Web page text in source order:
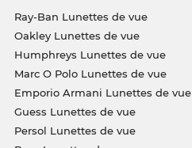
Ray-Ban Lunettes de vue
Oakley Lunettes de vue
Humphreys Lunettes de vue
Marc O Polo Lunettes de vue
Emporio Armani Lunettes de vue
Guess Lunettes de vue
Persol Lunettes de vue